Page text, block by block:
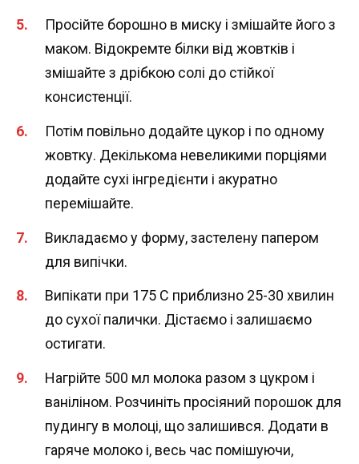
Просійте борошно в миску і змішайте його з
маком. Відокремте білки від жовтків і
змішайте з дрібкою солі до стійкої
консистенції.
Потім повільно додайте цукор і по одному
жовтку. Декількома невеликими порціями
додайте сухі інгредієнти і акуратно
перемішайте.
Викладаємо у форму, застелену папером
для випічки.
Випікати при 175 С приблизно 25-30 хвилин
до сухої палички. Дістаємо і залишаємо
остигати.
Нагрійте 500 мл молока разом з цукром і
ваніліном. Розчиніть просіяний порошок для
пудингу в молоці, що залишився. Додати в
гаряче молоко і, весь час помішуючи,